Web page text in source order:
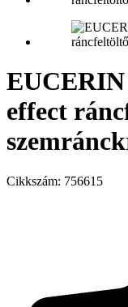
effect
Cikkszám: 756615